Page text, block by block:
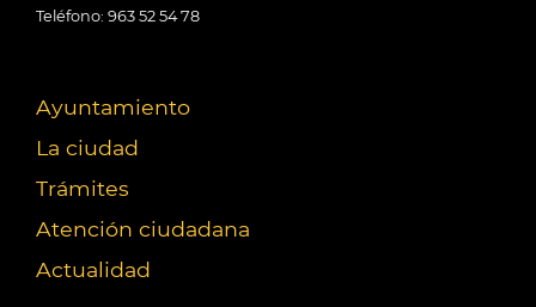
Teléfono: 963 52 54 78
Ayuntamiento
La ciudad
Trámites
Atención ciudadana
Actualidad